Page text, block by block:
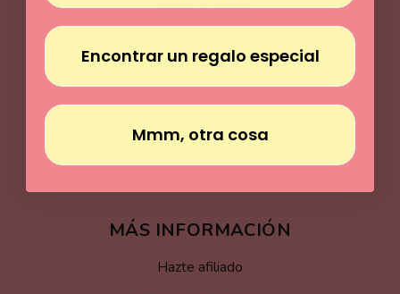
Política de Envíos
Aviso Legal
Accesibilidad
MÁS INFORMACIÓN
Hazte afiliado
Encontrar un regalo especial
Mmm, otra cosa